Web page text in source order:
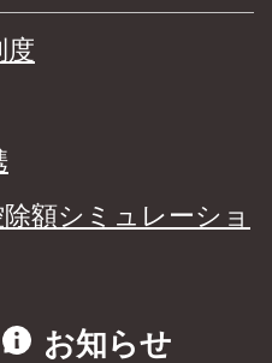
度
額シミュレーショ
お知らせ